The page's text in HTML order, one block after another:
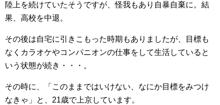
陸上を続けていたそうですが、怪我もあり自暴自棄に。結
果、高校を中退。
その後は自宅に引きこもった時期もありましたが、目標も
なくカラオケやコンパニオンの仕事をして生活していると
いう状態が続き・・・。
その時に、「このままではいけない、なにか目標をみつけ
なきゃ」と、21歳で上京しています。